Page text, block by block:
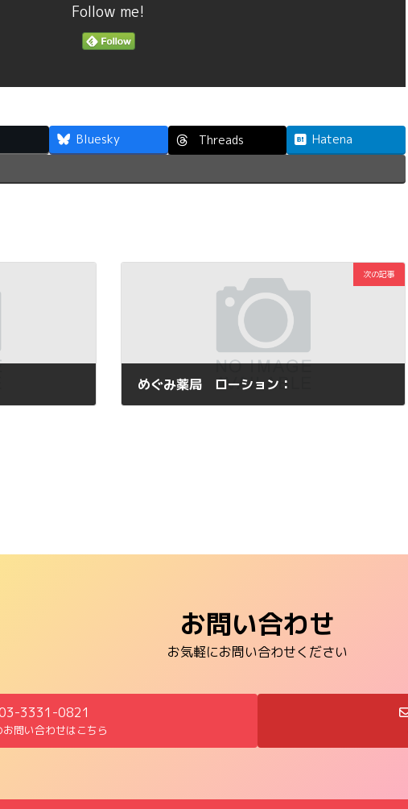
Follow me!
Bluesky Threads Hatena
次の記事
めぐみ薬局 ローション：
お問い合わせ
お気軽にお問い合わせください
3331-0821
お問い合わせはこちら